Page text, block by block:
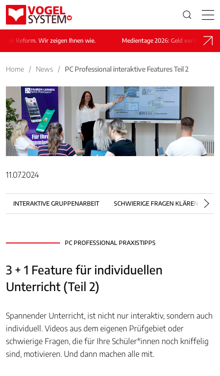
Wir zeigen Ihnen wie. Medientage 2026: Geld verdienen nach
Home / News / PC Professional interaktive Features Teil 2
11.07.2024
INTERAKTIVE GRUPPENARBEIT SCHWIERIGE FRAGEN KLÄREN
PC PROFESSIONAL PRAXISTIPPS
3 + 1 Feature für individuellen
Unterricht (Teil 2)
Spannender Unterricht, ist nicht nur interaktiv, sondern auch
individuell. Videos aus dem eigenen Prüfgebiet oder
schwierige Fragen, die für Ihre Schüler*innen noch kniffelig
sind, motivieren. Und dann machen alle mit.